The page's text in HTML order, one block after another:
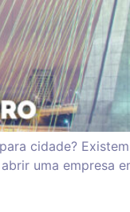
cidade?
uma empresa